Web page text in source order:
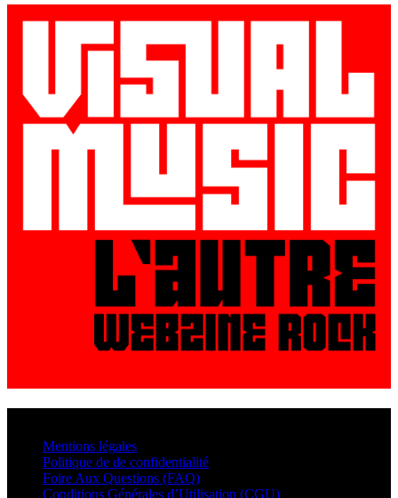
Mentions légales
Politique de de confidentialité
Foire Aux Questions (FAQ)
Conditions Générales d’Utilisation (CGU)